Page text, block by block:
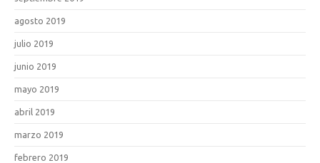
agosto 2019
julio 2019
junio 2019
mayo 2019
abril 2019
marzo 2019
febrero 2019